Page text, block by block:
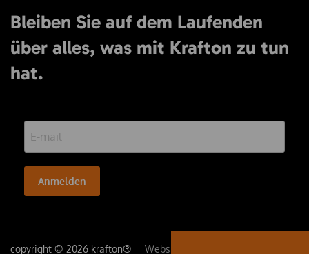
Bleiben Sie auf dem Laufenden
über alles, was mit Krafton zu tun
hat.
Anmelden
copyright © 2026 krafton® Website: